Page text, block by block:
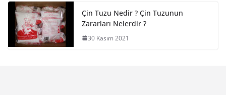
Çin Tuzu Nedir ? Çin Tuzunun
Zararları Nelerdir ?
30 Kasım 2021